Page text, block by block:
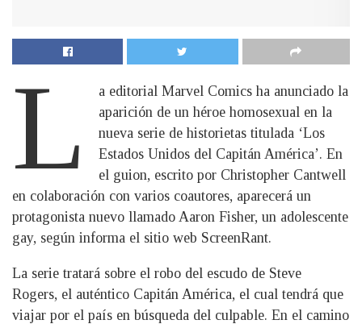
L
a editorial Marvel Comics ha anunciado la
aparición de un héroe homosexual en la
nueva serie de historietas titulada ‘Los
Estados Unidos del Capitán América’. En
el guion, escrito por Christopher Cantwell
en colaboración con varios coautores, aparecerá un
protagonista nuevo llamado Aaron Fisher, un adolescente
gay, según informa el sitio web ScreenRant.
La serie tratará sobre el robo del escudo de Steve
Rogers, el auténtico Capitán América, el cual tendrá que
viajar por el país en búsqueda del culpable. En el camino